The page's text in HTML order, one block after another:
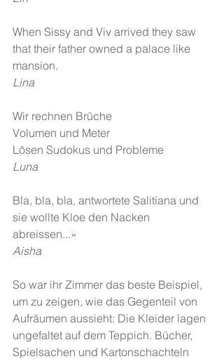
When Sissy and Viv arrived they saw
that their father owned a palace like
mansion.
Lina
Wir rechnen Brüche
Volumen und Meter
Lösen Sudokus und Probleme
Luna
Bla, bla, bla, antwortete Salitiana und
sie wollte Kloe den Nacken
abreissen...»
Aisha
So war ihr Zimmer das beste Beispiel,
um zu zeigen, wie das Gegenteil von
Aufräumen aussieht: Die Kleider lagen
ungefaltet auf dem Teppich. Bücher,
Spielsachen und Kartonschachteln